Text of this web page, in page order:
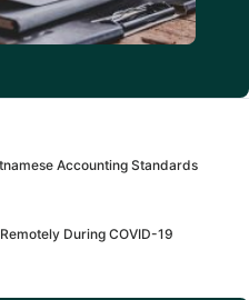
Accounting Standards
During COVID-19